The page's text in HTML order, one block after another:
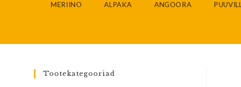
MERIINO ALPAKA ANGOORA PUUVILL
Tootekategooriad